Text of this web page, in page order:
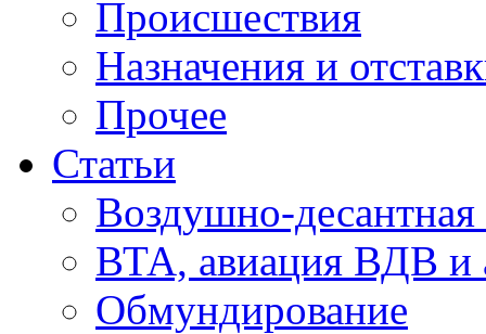
Происшествия
Назначения и
Прочее
Статьи
Воздушно-десантная
ВТА, авиация ВДВ и
Обмундирование